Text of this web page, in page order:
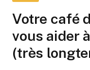
Votre café
vous aider
(très